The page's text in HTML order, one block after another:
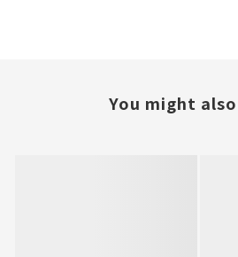
You might